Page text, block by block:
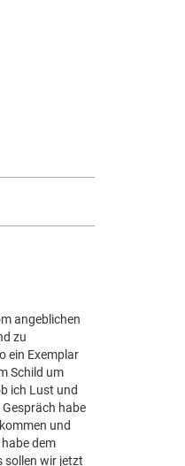
angeblichen
zu
ein Exemplar
Schild um
ich Lust und
habe
und
dem
sollen wir jetzt